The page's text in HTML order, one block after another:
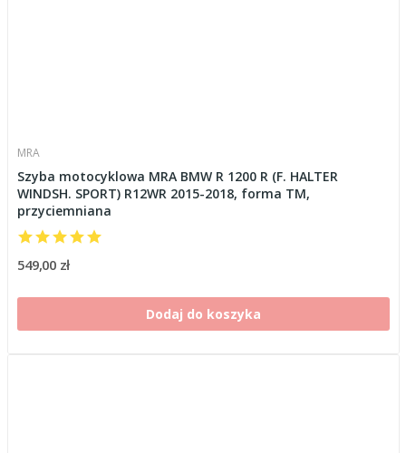
MRA
Szyba motocyklowa MRA BMW R 1200 R (F. HALTER
WINDSH. SPORT) R12WR 2015-2018, forma TM,
przyciemniana
549,00 zł
Dodaj do koszyka